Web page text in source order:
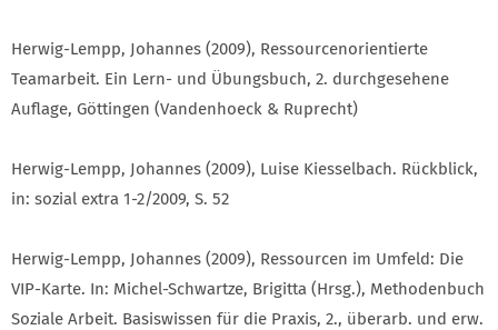
Herwig-Lempp, Johannes (2009), Ressourcenorientierte
Teamarbeit. Ein Lern- und Übungsbuch, 2. durchgesehene
Auflage, Göttingen (Vandenhoeck & Ruprecht)
Herwig-Lempp, Johannes (2009), Luise Kiesselbach. Rückblick,
in: sozial extra 1-2/2009, S. 52
Herwig-Lempp, Johannes (2009), Ressourcen im Umfeld: Die
VIP-Karte. In: Michel-Schwartze, Brigitta (Hrsg.), Methodenbuch
Soziale Arbeit. Basiswissen für die Praxis, 2., überarb. und erw.